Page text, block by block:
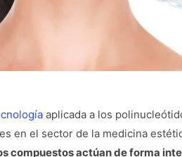
aplicada a los
en el sector de la medicina
compuestos actúan de forma